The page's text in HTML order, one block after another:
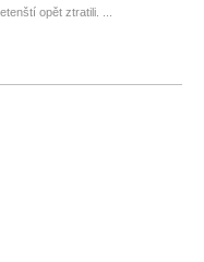
opět ztratili. ...